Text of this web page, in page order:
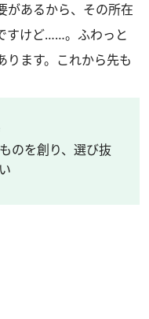
あるから、その所在
すけど……。ふわっと
ります。これから先も
のを創り、選び抜